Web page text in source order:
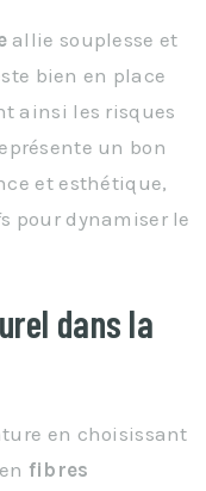
allie souplesse et
bien en place
ainsi les risques
un bon
et esthétique,
pour dynamiser le
dans la
en choisissant
fibres